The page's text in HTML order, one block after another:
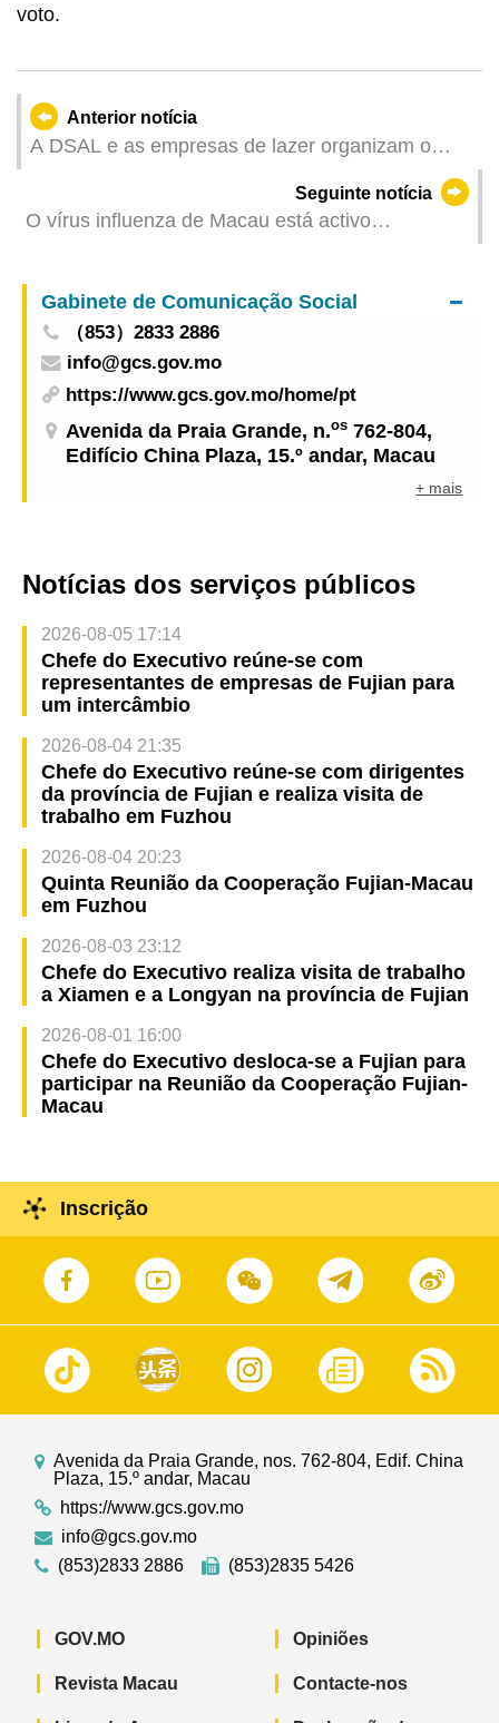
voto.
Anterior notícia
A DSAL e as empresas de lazer organizam o
Inscrições a partir de 5 de SetembroSeguinte notícia
O vírus influenza de Macau está activo
tomar precauções
Gabinete de Comunicação Social
（853）2833 2886
info@gcs.gov.mo
https://www.gcs.gov.mo/home/pt
Avenida da Praia Grande, n.os 762-804,
Edifício China Plaza, 15.º andar, Macau
+ mais
Notícias dos serviços públicos
2026-08-05 17:14
Chefe do Executivo reúne-se com
representantes de empresas de Fujian para
um intercâmbio
2026-08-04 21:35
Chefe do Executivo reúne-se com dirigentes
da província de Fujian e realiza visita de
trabalho em Fuzhou
2026-08-04 20:23
Quinta Reunião da Cooperação Fujian-Macau
em Fuzhou
2026-08-03 23:12
Chefe do Executivo realiza visita de trabalho
a Xiamen e a Longyan na província de Fujian
2026-08-01 16:00
Chefe do Executivo desloca-se a Fujian para
participar na Reunião da Cooperação Fujian-
Macau
Inscrição
Avenida da Praia Grande, nos. 762-804, Edif. China
Plaza, 15.º andar, Macau
https://www.gcs.gov.mo
info@gcs.gov.mo
(853)2833 2886
(853)2835 5426
GOV.MO
Revista Macau
Opiniões
Contacte-nos